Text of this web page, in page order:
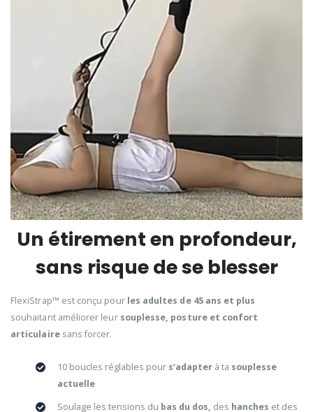
Un étirement en profondeur,
sans risque de se blesser
FlexiStrap™ est conçu pour les adultes de 45 ans et plus
souhaitant améliorer leur souplesse, posture et confort
articulairesans forcer.
10 boucles réglables pour s’adapterà ta souplesse
actuelle
Soulage les tensions du bas du dos, des hanches et des